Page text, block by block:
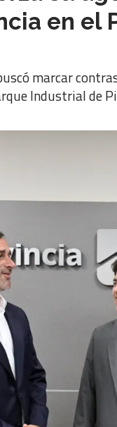
en el
marcar
Industrial de